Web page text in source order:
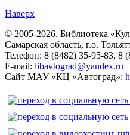
Наверх
© 2005-2026. Библиотека
Самарская область, г.о.
Телефон: 8 (8482) 35-95-83, 8
E-mail: libavtograd@yandex.ru
Сайт МАУ «КЦ «Автоград»: